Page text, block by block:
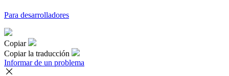
Para desarrolladores
Copiar
Copiar la traducción
Informar de un problema